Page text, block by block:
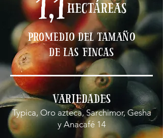
1,1hectáreas
Promedio del tamaño
de las fincas
variedades
Typica, Oro azteca, Sarchimor, Gesha
y Anacafé 14